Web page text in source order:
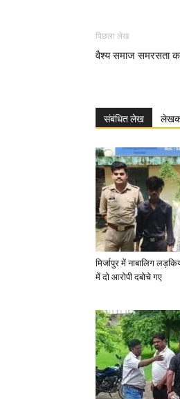
पिछला लेख
वैश्य समाज समरसता
संबंधित लेख
मिर्जापुर में नाबालिग
में दो आरोपी दबोचे गए